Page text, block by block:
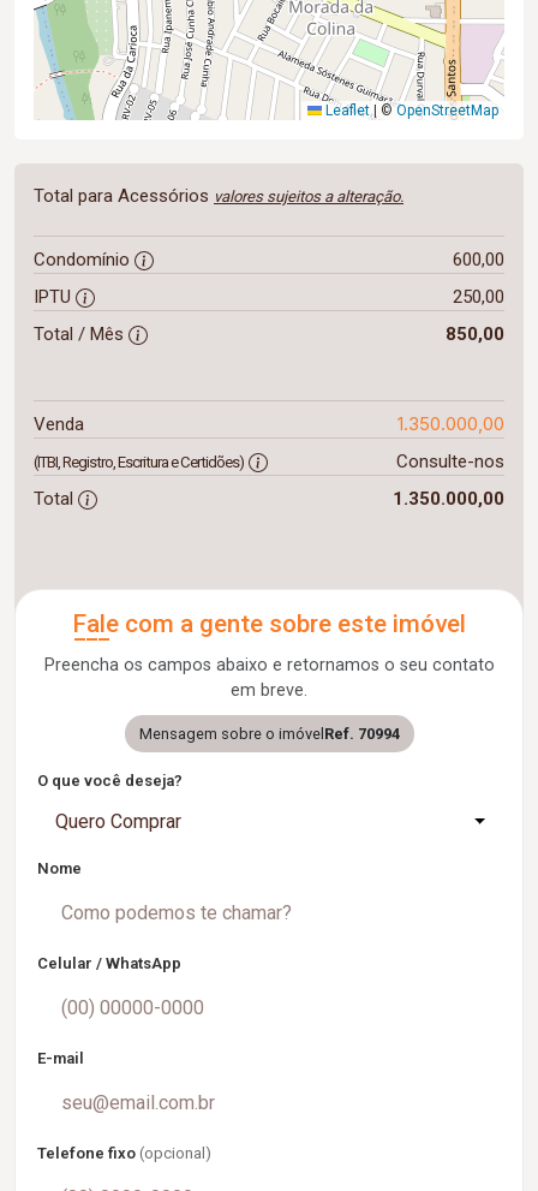
Leaflet ©OpenStreetMap
Total para Acessórios valores sujeitos a alteração.
Condomínio
600,00
IPTU
250,00
Total / Mês
850,00
Venda 1.350.000,00
(ITBI, Registro, Escritura e Certidões)
Consulte-nos
Total
1.350.000,00
Fale com a gente sobre este imóvel
Preencha os campos abaixo e retornamos o seu contato
em breve.
Mensagem sobre o imóvel Ref. 70994
O que você deseja?
Quero Comprar
Nome
Celular / WhatsApp
E-mail
Telefone fixo (opcional)